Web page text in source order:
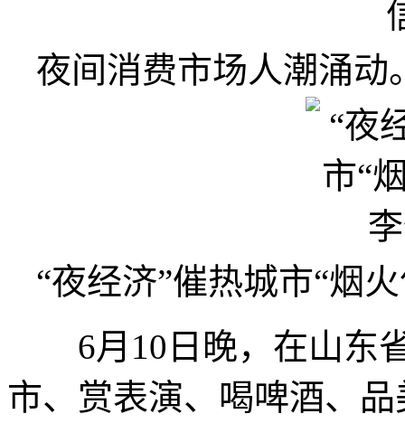
夜间消费市场人潮涌
“夜经济”催热城市“烟
6月10日晚，在山东省
市、赏表演、喝啤酒、